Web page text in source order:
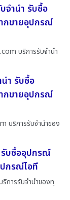
จำนำ รับซื้อ
กขายอุปกรณ์
บริการรับจำนำ
ำ รับซื้อ
กขายอุปกรณ์
บริการรับจำนำของ
รับซื้ออุปกรณ์
กรณ์ไอที
การรับจำนำของทุ